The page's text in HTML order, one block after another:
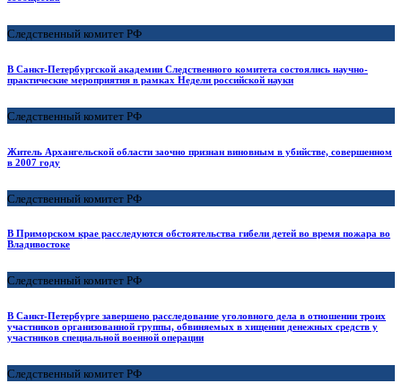
Следственный комитет РФ
В Санкт-Петербургской академии Следственного комитета состоялись научно-
практические мероприятия в рамках Недели российской науки
Следственный комитет РФ
Житель Архангельской области заочно признан виновным в убийстве, совершенном
в 2007 году
Следственный комитет РФ
В Приморском крае расследуются обстоятельства гибели детей во время пожара во
Владивостоке
Следственный комитет РФ
В Санкт-Петербурге завершено расследование уголовного дела в отношении троих
участников организованной группы, обвиняемых в хищении денежных средств у
участников специальной военной операции
Следственный комитет РФ